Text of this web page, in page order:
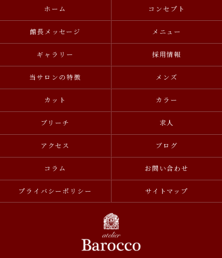
ホーム コンセプト
館長メッセージ メニュー
ギャラリー 採用情報
当サロンの特徴 メンズ
カット カラー
ブリーチ 求人
アクセス ブログ
コラム お問い合わせ
プライバシーポリシー サイトマップ